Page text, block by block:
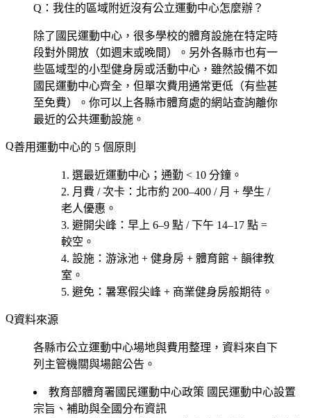
Q：我住的區域附近沒有公立運動中心怎麼辦？
除了國民運動中心，很多學校的體育設施在特定時
段對外開放（如週末或晚間）。另外各縣市也有一
些區域型的小型健身房或活動中心，雖然設備不如
國民運動中心齊全，但單次費用通常更低（有些甚
至免費）。你可以上各縣市體育處的網站查詢離你
最近的公共運動設施。
善用運動中心的 5 個原則
選最近運動中心；通勤 < 10 分鐘。
月費 / 次卡 ：北市約 200–400 / 月 + 學生 /
老人優惠。
避開尖峰 ：早上 6–9 點 / 下午 14–17 點 =
較空。
設施 ：游泳池 + 健身房 + 體育館 + 韻律教
室。
避免 ：暑寒假尖峰 + 商業健身房般期待。
資料來源
各縣市公立運動中心場地與費用整理，資料來自下
列主管機關與場館公告。
教育部體育署國民運動中心政策 國民運動中心設置
宗旨、補助與全國分布資訊